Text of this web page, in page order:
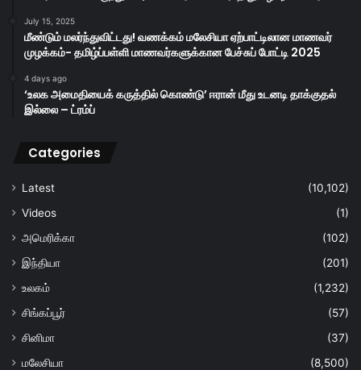
July 15, 2025
மீண்டும் மலர்ந்துவிட்டது! வணக்கம் மலேசியா ஏற்பாட்டிலான மாணவர்
முழக்கம்- தமிழ்ப்பள்ளி மாணவர்களுக்கான பேச்சுப் போட்டி 2025
4 days ago
‘உலக அமைதியைக் கருத்தில் கொண்டு’ ஈரான் மீது உடனடி தாக்குதல்
இல்லை – ட்ரம்ப்
Categories
Latest
(10,102)
Videos
(1)
அமெரிக்கா
(102)
இந்தியா
(201)
உலகம்
(1,232)
சிங்கப்பூர்
(57)
சினிமா
(37)
மலேசியா
(8,500)